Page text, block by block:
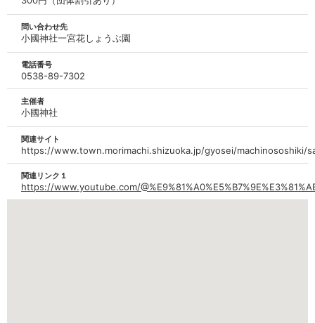
問い合わせ先
小國神社一宮花しょうぶ園
電話番号
0538-89-7302
主催者
小國神社
関連サイト
https://www.town.morimachi.shizuoka.jp/gyosei/machinososhiki/
関連リンク１
https://www.youtube.com/